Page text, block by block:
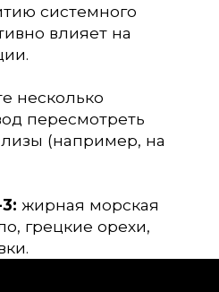
системного
влияет на
несколько
пересмотреть
(например, на
жирная морская
грецкие орехи,